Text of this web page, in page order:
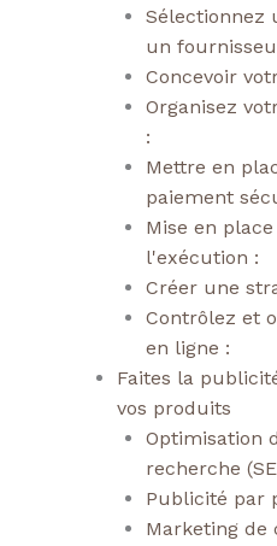
Sélectionnez
un
Concevoir
Organisez
:
Mettre en
paiement
Mise en
l'exécution :
Créer une
Contrôlez et
en ligne :
Faites la
vos produits
Optimisation
recherche
Publicité par
Marketing de